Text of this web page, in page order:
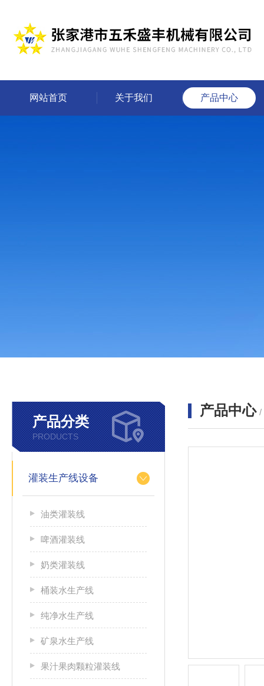
网站首页 关于我们 产品中心
产品分类
PRODUCTS
灌装生产线设备
油类灌装线
啤酒灌装线
奶类灌装线
桶装水生产线
纯净水生产线
矿泉水生产线
果汁果肉颗粒灌装线
产品中心 /